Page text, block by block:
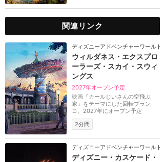
関連リンク
ディズニーアドベンチャーワールド
ウィルダネス・エクスプロ
ーラーズ・スカイ・スウィ
ングス
2027年オープン予定
映画『カールじいさんの空飛ぶ
家』をテーマにした回転ブラン
コ。2027年にオープン予定
2分間
ディズニーアドベンチャーワールド
ディズニー・カスケード・